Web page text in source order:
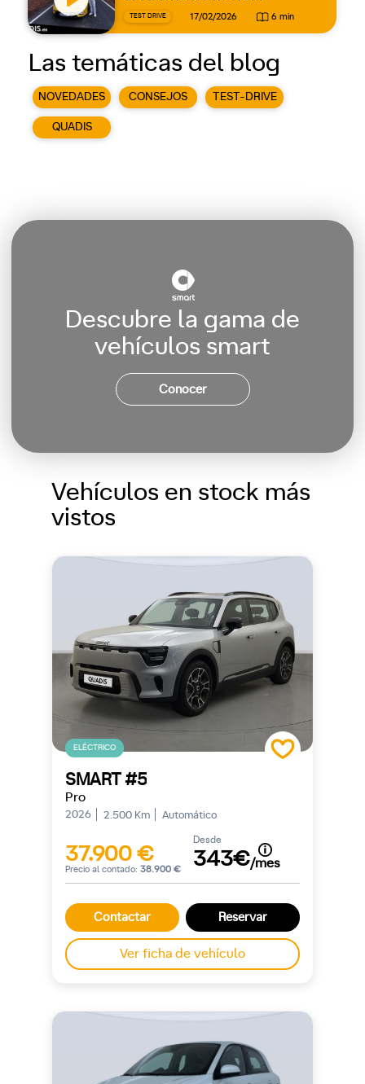
superdeportivo de 920 CV
TEST DRIVE 17/02/2026 6 min
Las temáticas del blog
NOVEDADES CONSEJOS TEST-DRIVE
QUADIS
Descubre la gama de
vehículos smart
Conocer
Vehículos en stock más
vistos
ELÉCTRICO
SMART #5
Pro
2026 2.500 Km Automático
37.900 €
Precio al contado: 38.900 €
Desde
343€/mes
Contactar Reservar
Ver ficha de vehículo